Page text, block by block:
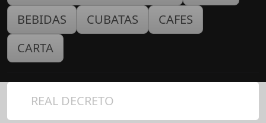
BEBIDAS
CUBATAS
CAFES
CARTA
REAL DECRETO